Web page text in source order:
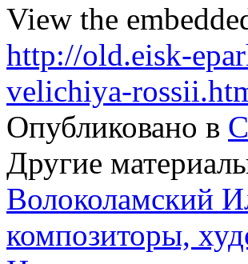
View the
http://old.eisk-
velichiya-
Опубликовано в
Другие
Волоколамский
композиторы,